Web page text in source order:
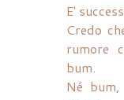
E'
Credo
rumore
bum.
Né